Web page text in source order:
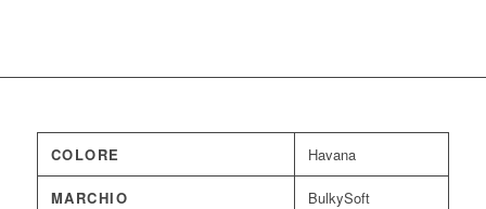
COLORE Havana
MARCHIO BulkySoft